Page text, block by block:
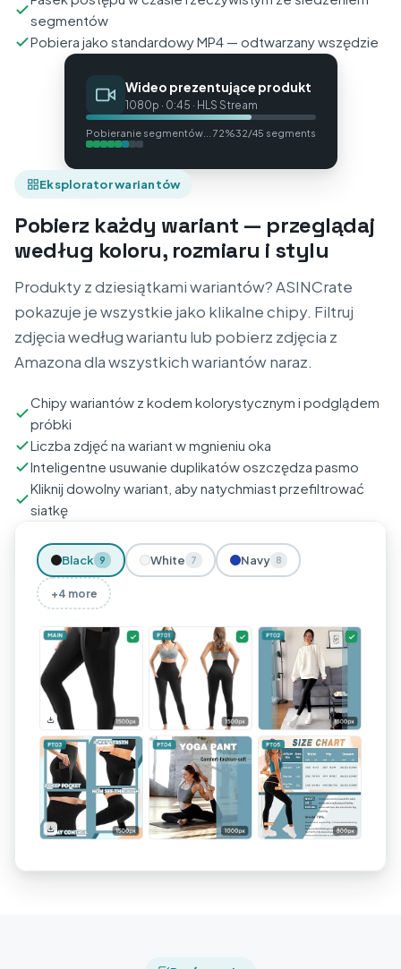
segmentów
Pobiera jako standardowy MP4 — odtwarzany wszędzie
Wideo prezentujące produkt
1080p · 0:45 · HLS Stream
Pobieranie segmentów... 72%32/45 segments
Eksplorator wariantów
Pobierz każdy wariant — przeglądaj
według koloru, rozmiaru i stylu
Produkty z dziesiątkami wariantów? ASINCrate
pokazuje je wszystkie jako klikalne chipy. Filtruj
zdjęcia według wariantu lub pobierz zdjęcia z
Amazona dla wszystkich wariantów naraz.
Chipy wariantów z kodem kolorystycznym i podglądem
próbki
Liczba zdjęć na wariant w mgnieniu oka
Inteligentne usuwanie duplikatów oszczędza pasmo
Kliknij dowolny wariant, aby natychmiast przefiltrować
siatkę
Black 9 White 7 Navy 8
+4 more